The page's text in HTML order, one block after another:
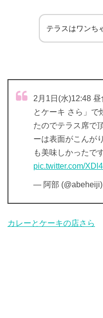
テラスはワンち
2月1日(水)12:48
とケーキ さら」で
たのでテラス席で
ーは表面がこんが
も美味しかったです
pic.twitter.com/
— 阿部 (@abeheiji)
カレーとケーキの店さら